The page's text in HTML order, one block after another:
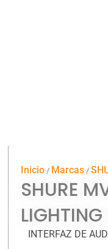
Inicio / Marcas /
SHURE
LIGHTING
INTERFAZ DE